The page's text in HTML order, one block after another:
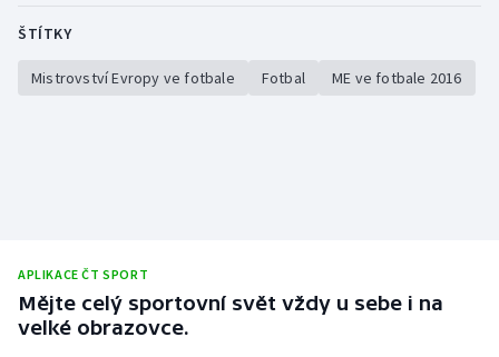
ŠTÍTKY
Mistrovství Evropy ve fotbale Fotbal ME ve fotbale 2016
APLIKACE ČT SPORT
Mějte celý sportovní svět vždy u sebe i na
velké obrazovce.